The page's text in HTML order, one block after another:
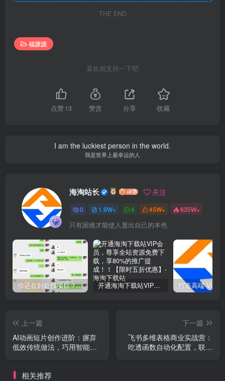
THE END
福源源
喜欢就支持一下吧
点赞13 赞赏 分享 收藏
I am the luckiest person in the world.
我是世界上最幸运的人
海淘站长 关注
0 1.9W+ 4 45W+ 635W+
只有困难才能使人显出自己的本色
你还在到处找项目？还在当韭菜？我靠网创资源站一个月收入5万+，曾经我也是个失败者。 开通海淘下载站VIP会员，尊享全站资源免费下载，享80%的推广提成！！【限时五折优惠】
上一篇
AI动画短片创作进阶：摒弃
低效传统做法，巧用智能技
下一篇
飞书多维表格商业实战营：
吃透函数自动化配置，联动
相关推荐